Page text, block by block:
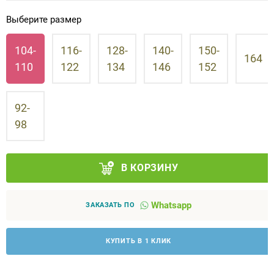
Выберите размер
104-
110
116-
122
128-
134
140-
146
150-
152
164
92-
98
В КОРЗИНУ
ЗАКАЗАТЬ ПО Whatsapp
КУПИТЬ В 1 КЛИК
Аппараты на суставы
Санитарные приспособления для
инвалидов
ОПОРЫ, ВЕРТИКАЛИЗАТОРЫ, Оборудование
Одежда ортопедическая (адаптивная) для